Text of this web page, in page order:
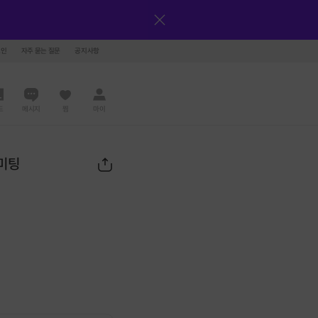
자주 묻는 질문 공지사항
메시지 찜 마이
팅